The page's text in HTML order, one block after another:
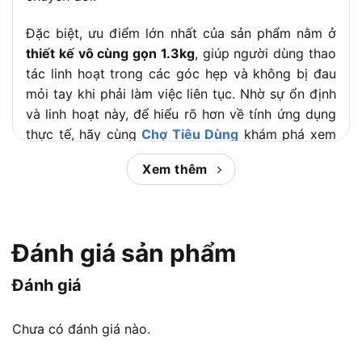
Đặc biệt, ưu điểm lớn nhất của sản phẩm nằm ở
thiết kế vô cùng gọn 1.3kg, giúp người dùng thao
tác linh hoạt trong các góc hẹp và không bị đau
mỏi tay khi phải làm việc liên tục. Nhờ sự ổn định
và linh hoạt này, để hiểu rõ hơn về tính ứng dụng
thực tế, hãy cùngChợ Tiêu Dùng khám phá xem
máy bắn vít DCA APL8 phù hợp với ai và công
Máy bắn vít DCA APL8 phù hợp nhu
cầu nào?
Xem thêm
Đánh giá sản phẩm
Đánh giá
Chưa có đánh giá nào.